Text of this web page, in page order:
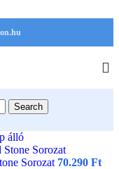
Search
álló
Sorozat 70.290 Ft